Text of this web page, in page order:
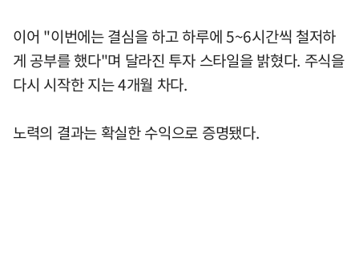
이어 "이번에는 결심을 하고 하루에 5~6시간씩 철저하
게 공부를 했다"며 달라진 투자 스타일을 밝혔다. 주식을
다시 시작한 지는 4개월 차다.
노력의 결과는 확실한 수익으로 증명됐다.